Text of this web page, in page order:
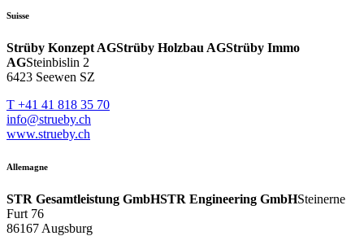
Suisse
Strüby Konzept AGStrüby Holzbau AGStrüby Immo
AGSteinbislin 2
6423 Seewen SZ
T +41 41 818 35 70
info@strueby.ch
www.strueby.ch
Allemagne
STR Gesamtleistung GmbHSTR Engineering GmbHSteinerne
Furt 76
86167 Augsburg